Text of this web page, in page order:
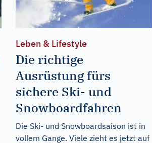
Leben & Lifestyle
Die richtige
Ausrüstung fürs
sichere Ski- und
Snowboardfahren
Die Ski- und Snowboardsaison ist in
vollem Gange. Viele zieht es jetzt auf